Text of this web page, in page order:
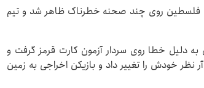
فلسطین روی چند صحنه خطرناک ظاهر شد و تیم
دلیل خطا روی سردار آزمون کارت قرمز گرفت و
نظر خودش را تغییر داد و بازیکن اخراجی به زمین